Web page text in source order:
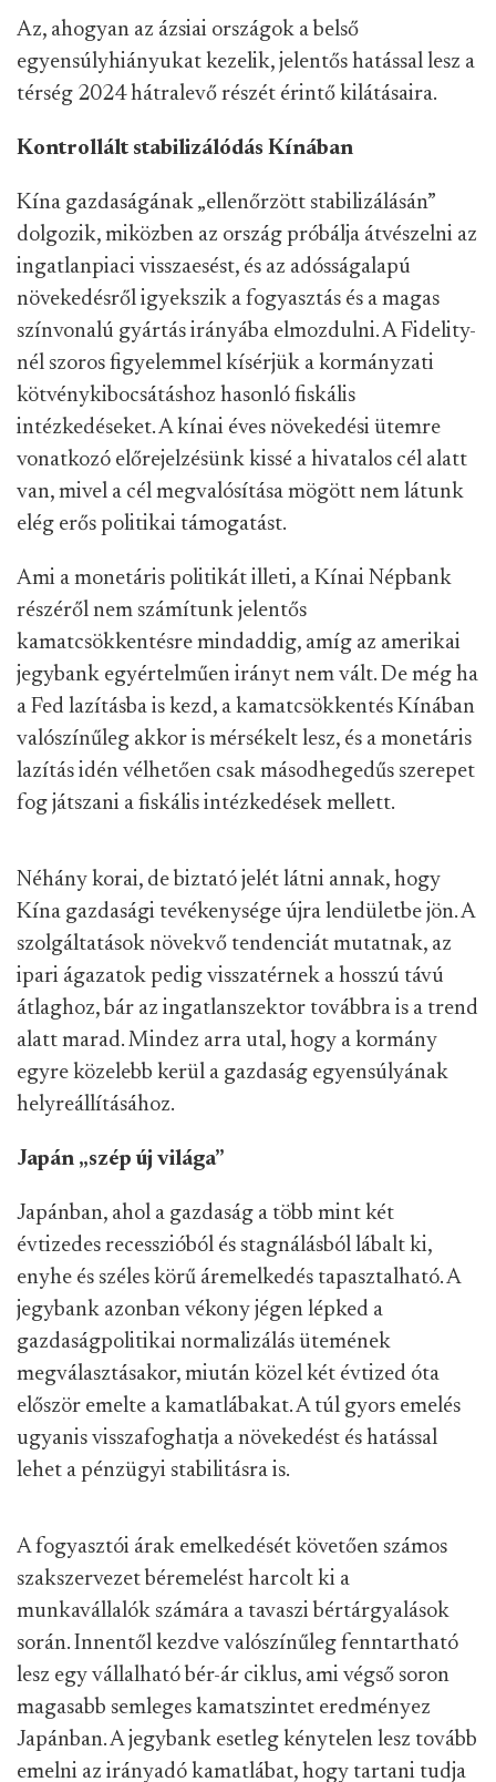
Az, ahogyan az ázsiai országok a belső
egyensúlyhiányukat kezelik, jelentős hatással lesz a
térség 2024 hátralevő részét érintő kilátásaira.
Kontrollált stabilizálódás Kínában
Kína gazdaságának „ellenőrzött stabilizálásán”
dolgozik, miközben az ország próbálja átvészelni az
ingatlanpiaci visszaesést, és az adósságalapú
növekedésről igyekszik a fogyasztás és a magas
színvonalú gyártás irányába elmozdulni. A Fidelity-
nél szoros figyelemmel kísérjük a kormányzati
kötvénykibocsátáshoz hasonló fiskális
intézkedéseket. A kínai éves növekedési ütemre
vonatkozó előrejelzésünk kissé a hivatalos cél alatt
van, mivel a cél megvalósítása mögött nem látunk
elég erős politikai támogatást.
Ami a monetáris politikát illeti, a Kínai Népbank
részéről nem számítunk jelentős
kamatcsökkentésre mindaddig, amíg az amerikai
jegybank egyértelműen irányt nem vált. De még ha
a Fed lazításba is kezd, a kamatcsökkentés Kínában
valószínűleg akkor is mérsékelt lesz, és a monetáris
lazítás idén vélhetően csak másodhegedűs szerepet
fog játszani a fiskális intézkedések mellett.
Néhány korai, de biztató jelét látni annak, hogy
Kína gazdasági tevékenysége újra lendületbe jön. A
szolgáltatások növekvő tendenciát mutatnak, az
ipari ágazatok pedig visszatérnek a hosszú távú
átlaghoz, bár az ingatlanszektor továbbra is a trend
alatt marad. Mindez arra utal, hogy a kormány
egyre közelebb kerül a gazdaság egyensúlyának
helyreállításához.
Japán „szép új világa”
Japánban, ahol a gazdaság a több mint két
évtizedes recesszióból és stagnálásból lábalt ki,
enyhe és széles körű áremelkedés tapasztalható. A
jegybank azonban vékony jégen lépked a
gazdaságpolitikai normalizálás ütemének
megválasztásakor, miután közel két évtized óta
először emelte a kamatlábakat. A túl gyors emelés
ugyanis visszafoghatja a növekedést és hatással
lehet a pénzügyi stabilitásra is.
A fogyasztói árak emelkedését követően számos
szakszervezet béremelést harcolt ki a
munkavállalók számára a tavaszi bértárgyalások
során. Innentől kezdve valószínűleg fenntartható
lesz egy vállalható bér-ár ciklus, ami végső soron
magasabb semleges kamatszintet eredményez
Japánban. A jegybank esetleg kénytelen lesz tovább
emelni az irányadó kamatlábat, hogy tartani tudja